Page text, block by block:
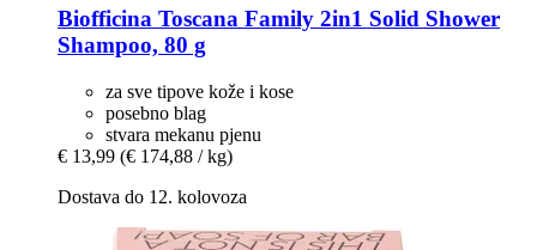
Biofficina Toscana Family 2in1 Solid Shower
Shampoo, 80 g
za sve tipove kože i kose
posebno blag
stvara mekanu pjenu
€ 13,99 (€ 174,88 / kg)
Dostava do 12. kolovoza